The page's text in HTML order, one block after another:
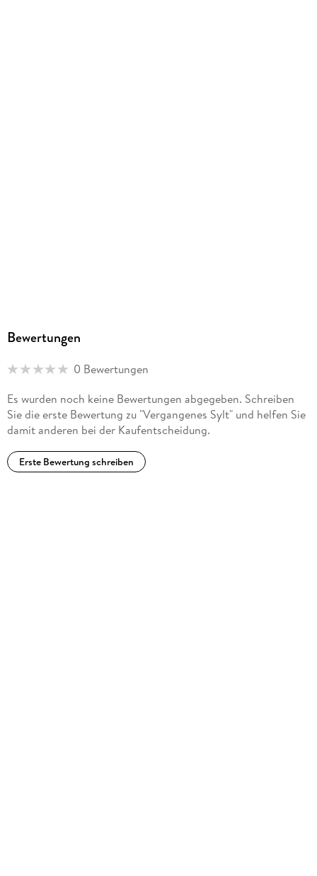
Bewertungen
0 Bewertungen
Es wurden noch keine Bewertungen abgegeben. Schreiben
Sie die erste Bewertung zu "Vergangenes Sylt" und helfen Sie
damit anderen bei der Kaufentscheidung.
Erste Bewertung schreiben